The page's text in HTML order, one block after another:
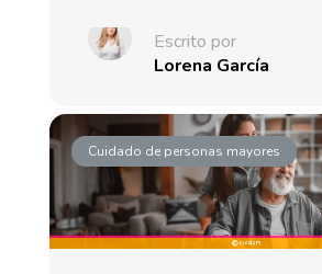
Escrito por
Lorena García
Cuidado de personas mayores